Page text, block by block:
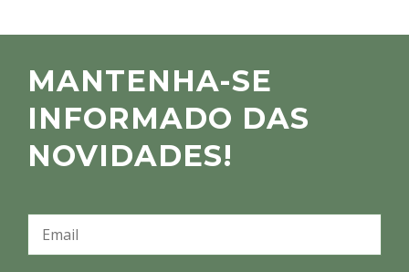
MANTENHA-SE
INFORMADO DAS
NOVIDADES!